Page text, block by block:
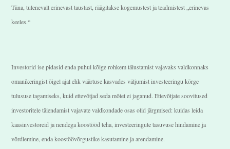
Täna, tulenevalt erinevast taustast, räägitakse kogemustest ja teadmistest „erinevas
keeles.“
Investorid ise pidasid enda puhul kõige rohkem täiustamist vajavaks valdkonnaks
omanikeringist õigel ajal ehk väärtuse kasvades väljumist investeeringu kõrge
tulususe tagamiseks, kuid ettevõtjad seda mõtet ei jaganud. Ettevõtjate soovitused
investoritele täiendamist vajavate valdkondade osas olid järgmised: kuidas leida
kaasinvestoreid ja nendega koostööd teha, investeeringute tasuvuse hindamine ja
võrdlemine, enda koostöövõrgustike kasutamine ja arendamine.